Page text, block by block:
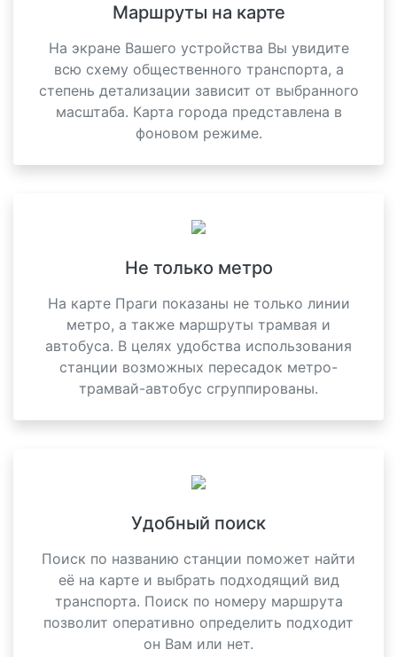
Маршруты на карте
На экране Вашего устройства Вы увидите
всю схему общественного транспорта, а
степень детализации зависит от выбранного
масштаба. Карта города представлена в
фоновом режиме.
Не только метро
На карте Праги показаны не только линии
метро, а также маршруты трамвая и
автобуса. В целях удобства использования
станции возможных пересадок метро-
трамвай-автобус сгруппированы.
Удобный поиск
Поиск по названию станции поможет найти
её на карте и выбрать подходящий вид
транспорта. Поиск по номеру маршрута
позволит оперативно определить подходит
он Вам или нет.